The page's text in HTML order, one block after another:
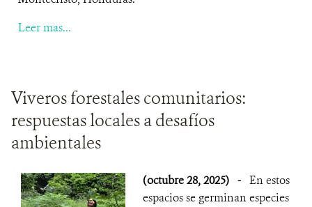
Leer mas...
Viveros forestales comunitarios:
respuestas locales a desafíos
ambientales
(octubre 28, 2025) - En estos
espacios se germinan especies